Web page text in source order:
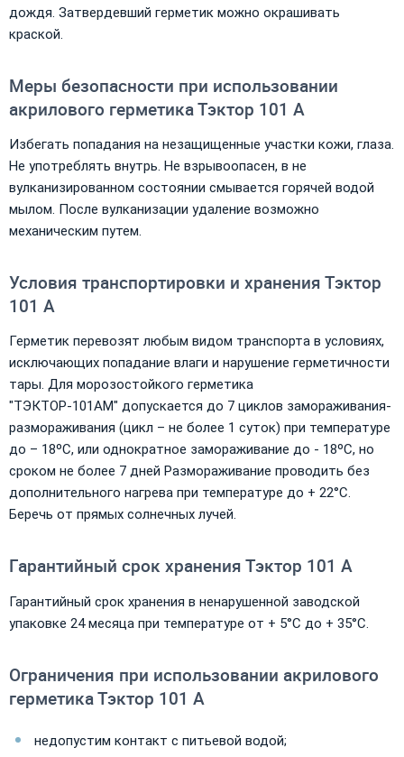
дождя. Затвердевший герметик можно окрашивать
краской.
Меры безопасности при использовании
акрилового герметика Тэктор 101 А
Избегать попадания на незащищенные участки кожи, глаза.
Не употреблять внутрь. Не взрывоопасен, в не
вулканизированном состоянии смывается горячей водой
мылом. После вулканизации удаление возможно
механическим путем.
Условия транспортировки и хранения Тэктор
101 А
Герметик перевозят любым видом транспорта в условиях,
исключающих попадание влаги и нарушение герметичности
тары. Для морозостойкого герметика
"ТЭКТОР-101АМ" допускается до 7 циклов замораживания-
размораживания (цикл – не более 1 суток) при температуре
до – 18ºС, или однократное замораживание до - 18ºС, но
сроком не более 7 дней Размораживание проводить без
дополнительного нагрева при температуре до + 22°С.
Беречь от прямых солнечных лучей.
Гарантийный срок хранения Тэктор 101 А
Гарантийный срок хранения в ненарушенной заводской
упаковке 24 месяца при температуре от + 5°С до + 35°С.
Ограничения при использовании акрилового
герметика Тэктор 101 А
недопустим контакт с питьевой водой;